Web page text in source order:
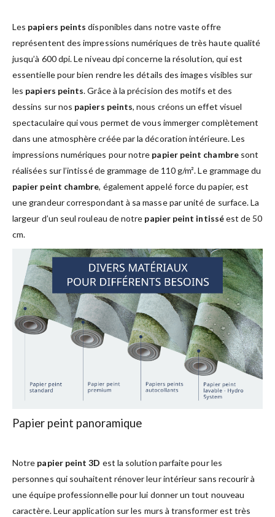
Les papiers peints disponibles dans notre vaste offre
représentent des impressions numériques de très haute qualité
jusqu’à 600 dpi. Le niveau dpi concerne la résolution, qui est
essentielle pour bien rendre les détails des images visibles sur
les papiers peints. Grâce à la précision des motifs et des
dessins sur nos papiers peints, nous créons un effet visuel
spectaculaire qui vous permet de vous immerger complètement
dans une atmosphère créée par la décoration intérieure. Les
impressions numériques pour notre papier peint chambresont
réalisées sur l’intissé de grammage de 110 g/m². Le grammage du
papier peint chambre, également appelé force du papier, est
une grandeur correspondant à sa masse par unité de surface. La
largeur d’un seul rouleau de notre papier peint intisséest de 50
cm.
Papier peint panoramique
Notre papier peint 3D est la solution parfaite pour les
personnes qui souhaitent rénover leur intérieur sans recourir à
une équipe professionnelle pour lui donner un tout nouveau
caractère. Leur application sur les murs à transformer est très